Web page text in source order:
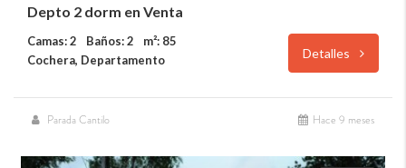
Depto 2 dorm en Venta
Camas: 2 Baños: 2
m²: 85
Cochera, Departamento
Detalles
Parada Cantilo Hace 9 meses